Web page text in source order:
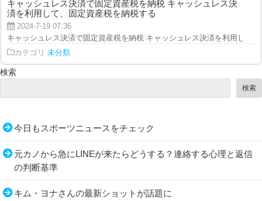
キャッシュレス決済で固定資産税を納税 キャッシュレス決
済を利用して、固定資産税を納税する
2024-7-19 07:36
キャッシュレス決済で固定資産税を納税 キャッシュレス決済を利用して
カテゴリ 未分類
検索
検索
今日もスポーツニュースをチェック
元カノから急にLINEが来たらどうする？連絡する心理と返信
の判断基準
キム・ヨナさんの最新ショットが話題に